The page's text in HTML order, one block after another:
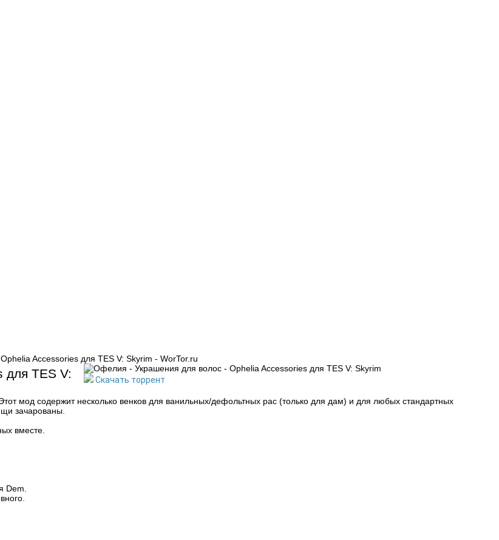
Accessories для TES V: Skyrim - WorTor.ru
TES V:
Скачать торрент
мод содержит несколько венков для ванильных/дефольтных рас (только для дам) и для любых стандартных
зачарованы.
вместе.
Dem.